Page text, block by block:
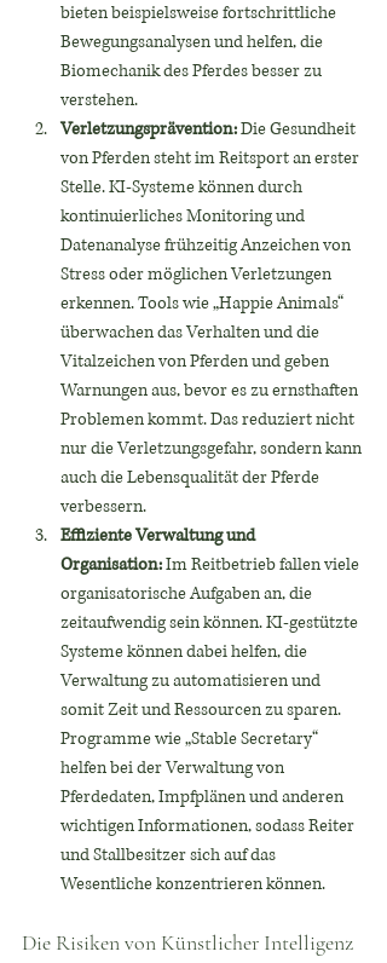
bieten beispielsweise fortschrittliche
Bewegungsanalysen und helfen, die
Biomechanik des Pferdes besser zu
verstehen.
Verletzungsprävention: Die Gesundheit
von Pferden steht im Reitsport an erster
Stelle. KI-Systeme können durch
kontinuierliches Monitoring und
Datenanalyse frühzeitig Anzeichen von
Stress oder möglichen Verletzungen
erkennen. Tools wie „Happie Animals“
überwachen das Verhalten und die
Vitalzeichen von Pferden und geben
Warnungen aus, bevor es zu ernsthaften
Problemen kommt. Das reduziert nicht
nur die Verletzungsgefahr, sondern kann
auch die Lebensqualität der Pferde
verbessern.
Effiziente Verwaltung und
Organisation: Im Reitbetrieb fallen viele
organisatorische Aufgaben an, die
zeitaufwendig sein können. KI-gestützte
Systeme können dabei helfen, die
Verwaltung zu automatisieren und
somit Zeit und Ressourcen zu sparen.
Programme wie „Stable Secretary“
helfen bei der Verwaltung von
Pferdedaten, Impfplänen und anderen
wichtigen Informationen, sodass Reiter
und Stallbesitzer sich auf das
Wesentliche konzentrieren können.
Die Risiken von Künstlicher Intelligenz